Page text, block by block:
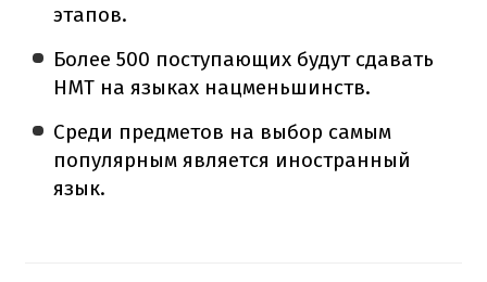
этапов.
Более 500 поступающих будут сдавать
НМТ на языках нацменьшинств.
Среди предметов на выбор самым
популярным является иностранный
язык.